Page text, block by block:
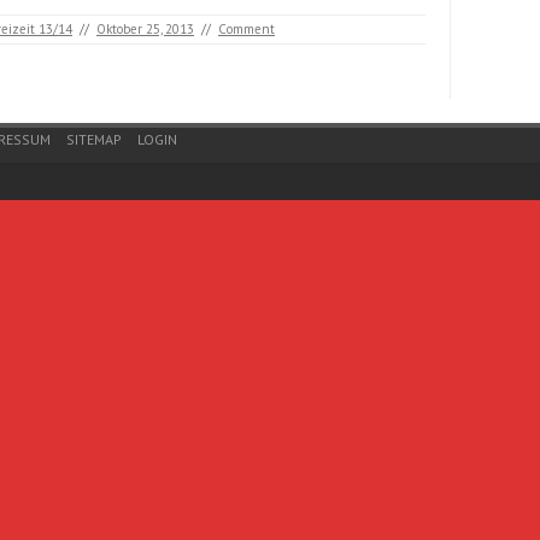
13/14 // Oktober 25, 2013 // Comment
SITEMAP LOGIN